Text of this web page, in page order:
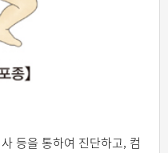
등을 통하여 진단하고, 컴